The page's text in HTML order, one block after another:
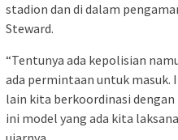
stadion dan di dalam
Steward.
“Tentunya ada kepolisian
ada permintaan untuk masuk.
lain kita berkoordinasi
ini model yang ada kita